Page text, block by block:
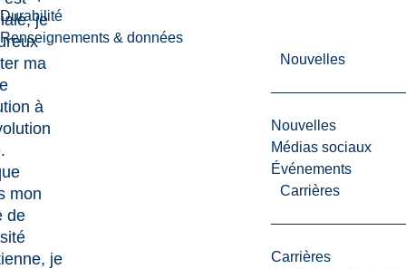
Durabilité
Renseignements & données
Nouvelles
Nouvelles
Médias sociaux
Événements
Carrières
Carrières
je
ma
à
mon
de
je